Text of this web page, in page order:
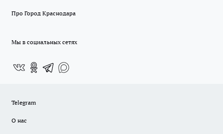
Про Город Краснодара
Мы в социальных сетях
Telegram
О нас